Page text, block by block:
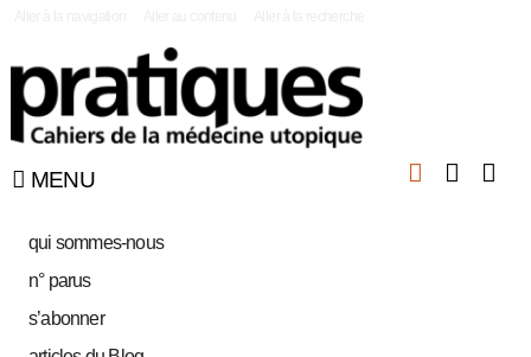
MENU
qui sommes-nous
n° parus
s’abonner